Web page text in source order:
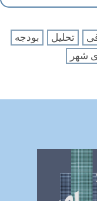
تحلیل
بودجه
شهر